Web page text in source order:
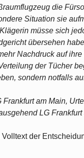
die
Situation sie
müsse sich
übersehen
Nachdruck auf
der Tücher
sondern notfalls
Frankfurt am Main,
LG
Volltext der